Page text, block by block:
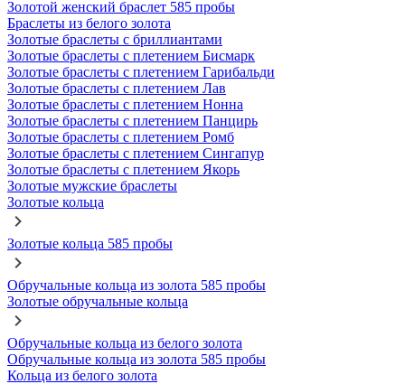
Золотой женский браслет 585 пробы
Браслеты из белого золота
Золотые браслеты с бриллиантами
Золотые браслеты с плетением Бисмарк
Золотые браслеты с плетением Гарибальди
Золотые браслеты с плетением Лав
Золотые браслеты с плетением Нонна
Золотые браслеты с плетением Панцирь
Золотые браслеты с плетением Ромб
Золотые браслеты с плетением Сингапур
Золотые браслеты с плетением Якорь
Золотые мужские браслеты
Золотые кольца
Золотые кольца 585 пробы
Обручальные кольца из золота 585 пробы
Золотые обручальные кольца
Обручальные кольца из белого золота
Обручальные кольца из золота 585 пробы
Кольца из белого золота